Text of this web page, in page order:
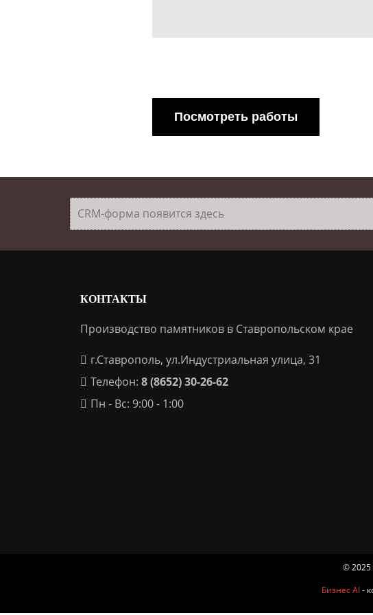
Посмотреть работы
CRM-форма появится здесь
КОНТАКТЫ
Производство памятников в Ставропольском крае
г.Ставрополь, ул.Индустриальная улица, 31
Телефон: 8 (8652) 30-26-62
Пн - Вс: 9:00 - 1:00
© 2025
Бизнес AI-